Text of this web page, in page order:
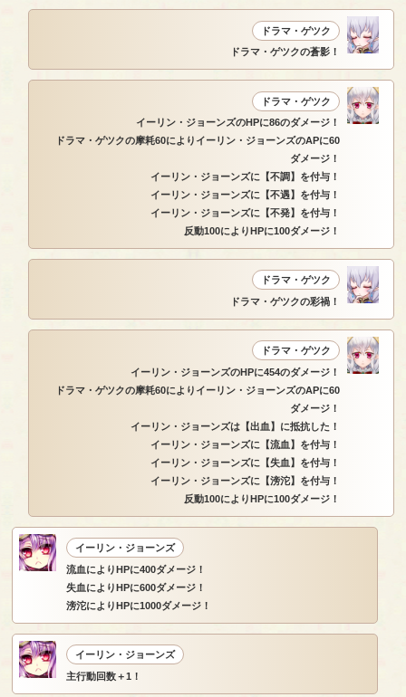
ドラマ・ゲツク
ドラマ・ゲツクの蒼影！
ドラマ・ゲツク
イーリン・ジョーンズのHPに86のダメージ！
ドラマ・ゲツクの摩耗60によりイーリン・ジョーンズのAPに60
ダメージ！
イーリン・ジョーンズに【不調】を付与！
イーリン・ジョーンズに【不遇】を付与！
イーリン・ジョーンズに【不発】を付与！
反動100によりHPに100ダメージ！
ドラマ・ゲツク
ドラマ・ゲツクの彩禍！
ドラマ・ゲツク
イーリン・ジョーンズのHPに454のダメージ！
ドラマ・ゲツクの摩耗60によりイーリン・ジョーンズのAPに60
ダメージ！
イーリン・ジョーンズは【出血】に抵抗した！
イーリン・ジョーンズに【流血】を付与！
イーリン・ジョーンズに【失血】を付与！
イーリン・ジョーンズに【滂沱】を付与！
反動100によりHPに100ダメージ！
イーリン・ジョーンズ
流血によりHPに400ダメージ！
失血によりHPに600ダメージ！
滂沱によりHPに1000ダメージ！
イーリン・ジョーンズ
主行動回数＋1！